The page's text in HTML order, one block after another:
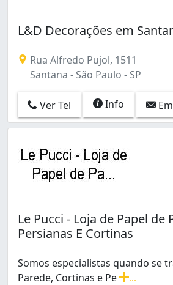
L&D Decorações em
Rua Alfredo Pujol, 1511
Santana - São Paulo - SP
Ver Tel Info
Le Pucci - Loja de Papel de
Persianas E Cortinas
Somos especialistas quando se
Parede, Cortinas e Pe